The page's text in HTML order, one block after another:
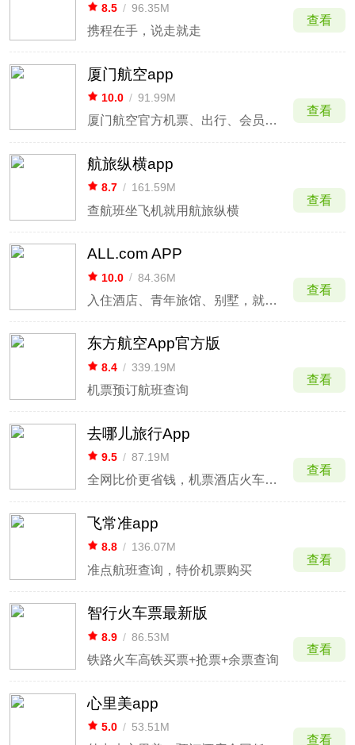
8.5 / 96.35M
携程在手，说走就走
查看
厦门航空app
10.0 / 91.99M
厦门航空官方机票、出行、会员服务
查看
航旅纵横app
8.7 / 161.59M
查航班坐飞机就用航旅纵横
查看
ALL.com APP
10.0 / 84.36M
入住酒店、青年旅馆、别墅，就来ALL.com
查看
东方航空App官方版
8.4 / 339.19M
机票预订航班查询
查看
去哪儿旅行App
9.5 / 87.19M
全网比价更省钱，机票酒店火车票一站出行
查看
飞常准app
8.8 / 136.07M
准点航班查询，特价机票购买
查看
智行火车票最新版
8.9 / 86.53M
铁路火车高铁买票+抢票+余票查询
查看
心里美app
5.0 / 53.51M
查看